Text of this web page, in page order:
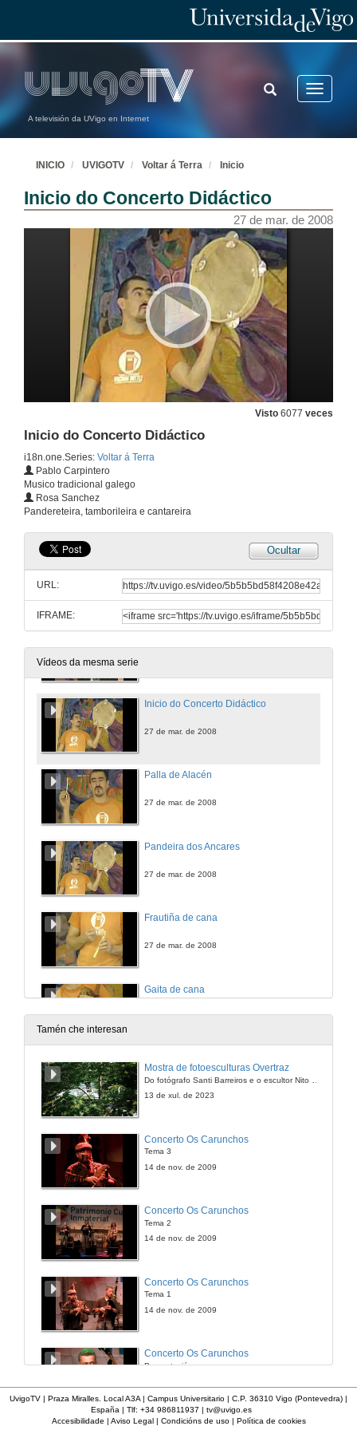
A televisión da UVigo en Internet
Toggle
TOGGLE
SEARCH
INICIO UVIGOTV Voltar á Terra Inicio
Inicio do Concerto Didáctico
27 de mar. de 2008
Visto 6077 veces
Inicio do Concerto Didáctico
i18n.one.Series: Voltar á Terra
Pablo Carpintero
Musico tradicional galego
Rosa Sanchez
Pandereteira, tamborileira e cantareira
Ocultar
URL:
IFRAME:
Vídeos da mesma serie
Presentación do acto
Inicio do Concerto Didáctico
27 de mar. de 2008
Palla de Alacén
27 de mar. de 2008
Pandeira dos Ancares
27 de mar. de 2008
Frautiña de cana
27 de mar. de 2008
Gaita de cana
27 de mar. de 2008
Acordeon
Tamén che interesan
Mostra de fotoesculturas Overtraz
13 de xul. de 2023
Concerto Os Carunchos
Tema 3
14 de nov. de 2009
Concerto Os Carunchos
Tema 2
14 de nov. de 2009
Concerto Os Carunchos
Tema 1
14 de nov. de 2009
Concerto Os Carunchos
Presentación
Actuación Tanto Nos Ten
UvigoTV | Praza Miralles. Local A3A | Campus Universitario | C.P. 36310 Vigo (Pontevedra) |
España | Tlf: +34 986811937 | tv@uvigo.es
Accesibilidade | Aviso Legal| Condicións de uso| Política de cookies